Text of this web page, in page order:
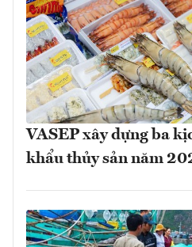
VASEP xây dựng ba
khẩu thủy sản năm